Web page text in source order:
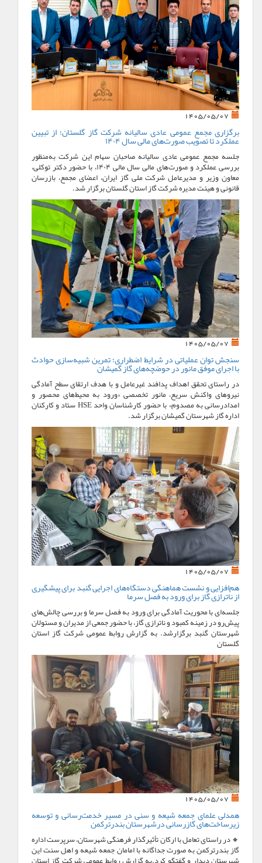
برگزاری مجمع عمومی عادی سالیانه شرکت گاز گلستان؛ از تبیین
عملکرد تا تصویب صورت‌های مالی سال ۱۴۰۴
جلسه مجمع عمومی عادی سالیانه صاحبان سهام این شرکت به‌منظور
بررسی عملکرد و صورت‌های مالی سال مالی ۱۴۰۴، با حضور دکتر توکلی،
معاون وزیر و مدیرعامل شرکت ملی گاز ایران، اعضای مجمع، بازرسان
قانونی و هیئت مدیره شرکت گاز استان گلستان برگزار شد.
سنجش توان عملیاتی در شرایط اضطراری؛ تمرین شبیه‌سازی حوادث
با اجرای موفق مانور در حوضچه‌های گاز گمیشان
در راستای تحقق اهداف پدافند غیرعامل و با هدف ارتقای سطح آمادگی
نیروهای واکنش سریع، مانور تخصصی «ورود به محیط‌های محصور و
امدادرسانی به مصدوم» با حضور کارشناسان واحد HSE ستاد و کارکنان
اداره گاز شهرستان گمیشان برگزار شد.
هم‌افزایی و نشست هماهنگی دستگاه‌های اجرایی گنبد برای پیشگیری
از ناترازی گاز برای ورود به فصل سرما
جلسه‌ای با محوریت آمادگی برای ورود به فصل سرما و بررسی چالش‌های
پیش‌رو در زمینه کمبود و ناترازی گاز، با حضور جمعی از مدیران و مسئولان
شهرستان گنبد برگزارشد. به گزارش روابط عمومی شرکت گاز استان
گلستان
همدلی علمای جمعه شیعه و سنی در مسیر خدمت‌رسانی و توسعه
زیرساخت‌های گازرسانی درشهرستان بندرترکمن
🔸 در راستای تعامل با ارکان تأثیرگذار فرهنگی شهرستان، سرپرست اداره
گاز بندرترکمن به صورت جداگانه با امامان جمعه شیعه و اهل سنت این